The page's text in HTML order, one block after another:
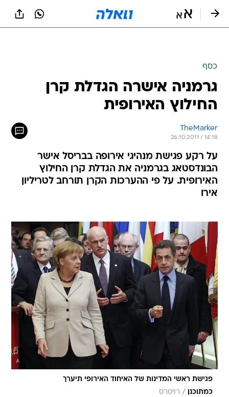
כסף
גרמניה אישרה הגדלת קרן
החילוץ האירופית
TheMarker
26.10.2011 / 14:18
על רקע פגישת מנהיגי אירופה בבריסל אישר
הבונדסטאג בגרמניה את הגדלת קרן החילוץ
האירופית. על פי ההערכות הקרן תורחב לטריליון
אירו
פגישת ראשי המדינות של האיחוד האירופי תיערך
כמתוכנן
/ רויטרס